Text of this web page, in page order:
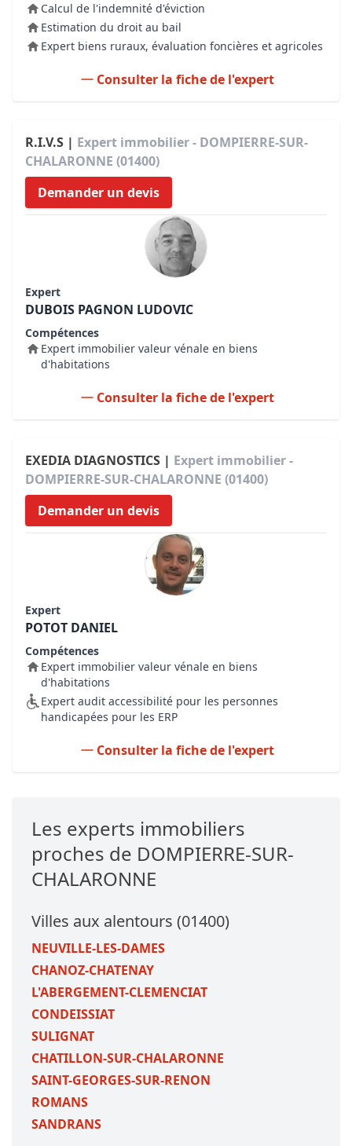
Calcul de l'indemnité d'éviction
Estimation du droit au bail
Expert biens ruraux, évaluation foncières et agricoles
Consulter la fiche de l'expert
R.I.V.S | Expert immobilier - DOMPIERRE-SUR-
CHALARONNE (01400)
Demander un devis
Expert
DUBOIS PAGNON LUDOVIC
Compétences
Expert immobilier valeur vénale en biens
d'habitations
Consulter la fiche de l'expert
EXEDIA DIAGNOSTICS | Expert immobilier -
DOMPIERRE-SUR-CHALARONNE (01400)
Demander un devis
Expert
POTOT DANIEL
Compétences
Expert immobilier valeur vénale en biens
d'habitations
Expert audit accessibilité pour les personnes
handicapées pour les ERP
Consulter la fiche de l'expert
Les experts immobiliers
proches de DOMPIERRE-SUR-
CHALARONNE
Villes aux alentours (01400)
NEUVILLE-LES-DAMES
CHANOZ-CHATENAY
L'ABERGEMENT-CLEMENCIAT
CONDEISSIAT
SULIGNAT
CHATILLON-SUR-CHALARONNE
SAINT-GEORGES-SUR-RENON
ROMANS
SANDRANS